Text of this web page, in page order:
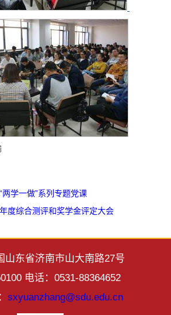
两学一做”系列专题党课
度综合测评和奖学金评定大会
山东省济南市山大南路27号
电话：0531-88364652
sxyuanzhang@sdu.edu.cn